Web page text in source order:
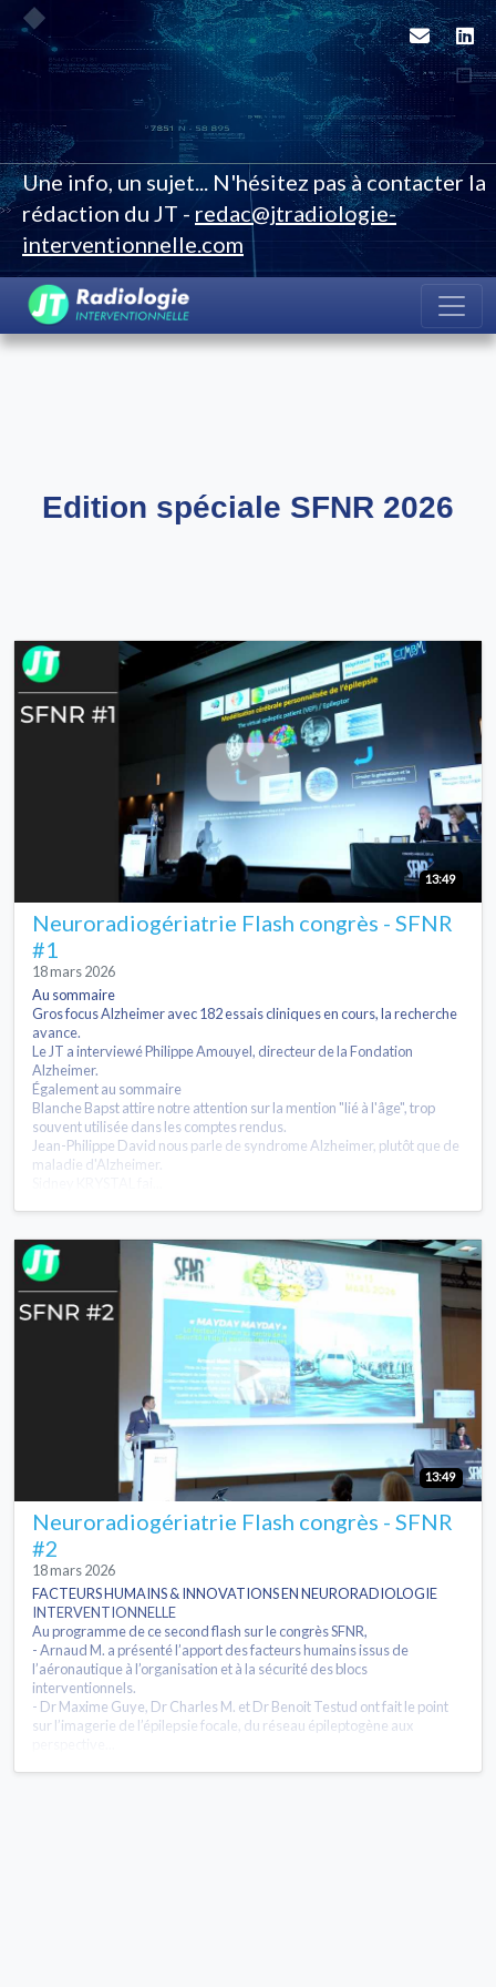
Une info, un sujet... N'hésitez pas à contacter la
rédaction du JT - redac@jtradiologie-
interventionnelle.com
Edition spéciale SFNR 2026
13:49
Neuroradiogériatrie Flash congrès - SFNR
#1
18 mars 2026
Au sommaire
Gros focus Alzheimer avec 182 essais cliniques en cours, la recherche
avance.
Le JT a interviewé Philippe Amouyel, directeur de la Fondation
Alzheimer.
Également au sommaire
Blanche Bapst attire notre attention sur la mention "lié à l'âge", trop
souvent utilisée dans les comptes rendus.
Jean-Philippe David nous parle de syndrome Alzheimer, plutôt que de
maladie d'Alzheimer.
13:49
Neuroradiogériatrie Flash congrès - SFNR
#2
18 mars 2026
FACTEURS HUMAINS & INNOVATIONS EN NEURORADIOLOGIE
INTERVENTIONNELLE
Au programme de ce second flash sur le congrès SFNR,
- Arnaud M. a présenté l’apport des facteurs humains issus de
l’aéronautique à l’organisation et à la sécurité des blocs
interventionnels.
- Dr Maxime Guye, Dr Charles M. et Dr Benoit Testud ont fait le point
sur l’imagerie de l’épilepsie focale, du réseau épileptogène aux